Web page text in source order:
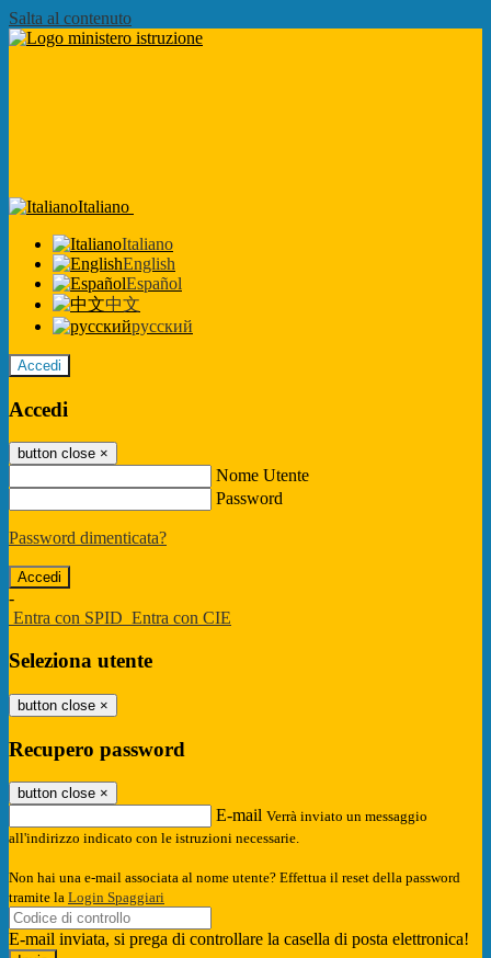
Salta al contenuto
Italiano
Italiano
English
Español
中文
русский
Accedi
Accedi
button close ×
Nome Utente
Password
Password dimenticata?
-
Entra con SPID Entra con CIE
Seleziona utente
button close ×
Recupero password
button close ×
E-mail Verrà inviato un messaggio
all'indirizzo indicato con le istruzioni necessarie.
Non hai una e-mail associata al nome utente? Effettua il reset della password
tramite la Login Spaggiari
E-mail inviata, si prega di controllare la casella di posta elettronica!